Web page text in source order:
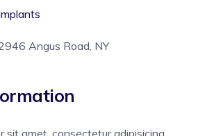
Angus Road, NY